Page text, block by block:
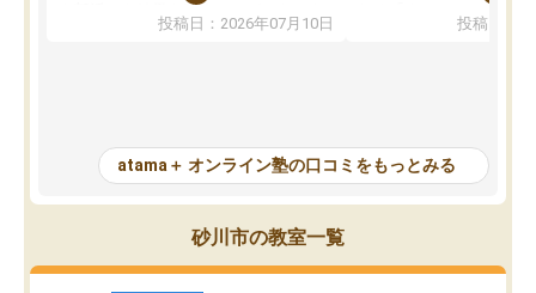
も部活でも結果を残すことができてよ
かった。また問題演習の際に、自分が
が、自分で自分の管理ができない人に
とっては難しい部分もあるのではない
かと思った。
投稿日：2026年07月10日
項目のおかげで、手軽
元数が可視化されるので
しながら意欲的に取り組
常に効果を実感している
すめできる塾です。
投稿日：
atama＋ オンライン塾の口コミをもっとみる
砂川市の教室一覧